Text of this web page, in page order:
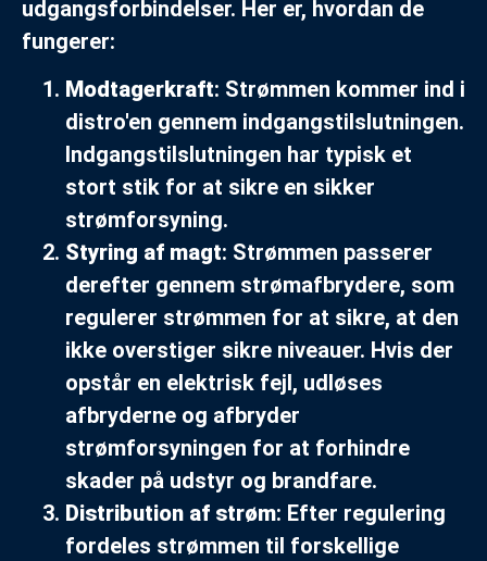
udgangsforbindelser. Her er, hvordan de
fungerer:
Modtagerkraft: Strømmen kommer ind i
distro'en gennem indgangstilslutningen.
Indgangstilslutningen har typisk et
stort stik for at sikre en sikker
strømforsyning.
Styring af magt: Strømmen passerer
derefter gennem strømafbrydere, som
regulerer strømmen for at sikre, at den
ikke overstiger sikre niveauer. Hvis der
opstår en elektrisk fejl, udløses
afbryderne og afbryder
strømforsyningen for at forhindre
skader på udstyr og brandfare.
Distribution af strøm: Efter regulering
fordeles strømmen til forskellige